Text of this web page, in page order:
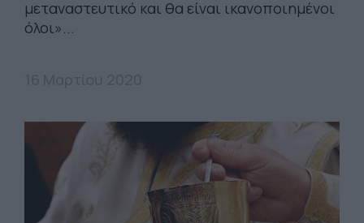
μεταναστευτικό και θα είναι ικανοποιημένοι
όλοι»...